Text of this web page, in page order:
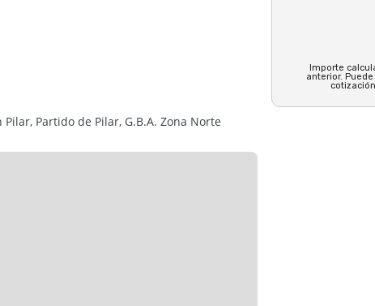
librePartido de Pilar, G.B.A. Zona Norte
Importe
anterior.